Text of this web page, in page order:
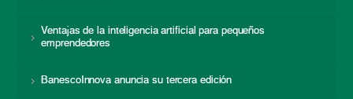
Ventajas de la inteligencia artificial para pequeños
emprendedores
BanescoInnova anuncia su tercera edición